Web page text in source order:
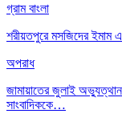
গ্রাম বাংলা
শরীয়তপুরে মসজিদের ইমাম
অপরাধ
জামায়াতের জুলাই অভ্যুত্থান
সাংবাদিককে…